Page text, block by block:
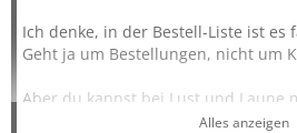
Ich denke, in der Bestell-Liste ist es
Geht ja um Bestellungen, nicht um
Aber du kannst bei Lust und Laune
Umfragefunktion gerne etwasAlles anzeigen